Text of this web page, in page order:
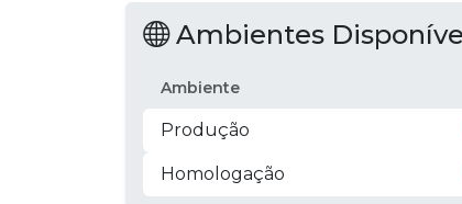
Ambientes
Ambiente
Produção
Homologação